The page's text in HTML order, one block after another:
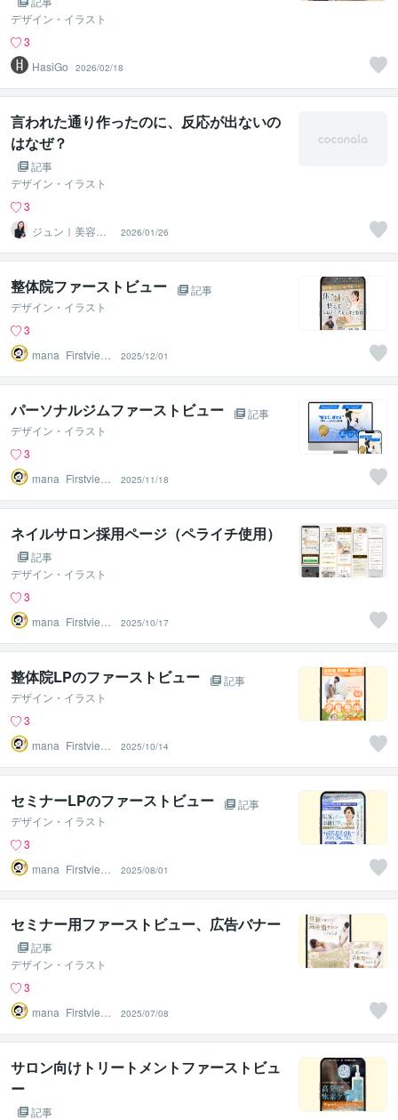
デザイン・イラスト
3
HasiGo
2026/02/18
言われた通り作ったのに、反応が出ないの
はなぜ？
記事
デザイン・イラスト
3
ジュン｜美容・
女性集客LP専門
デザイナー
2026/01/26
整体院ファーストビュー
記事
デザイン・イラスト
3
mana_Firstview
2025/12/01
パーソナルジムファーストビュー
記事
デザイン・イラスト
3
mana_Firstview
2025/11/18
ネイルサロン採用ページ（ペライチ使用）
記事
デザイン・イラスト
3
mana_Firstview
2025/10/17
整体院LPのファーストビュー
記事
デザイン・イラスト
3
mana_Firstview
2025/10/14
セミナーLPのファーストビュー
記事
デザイン・イラスト
3
mana_Firstview
2025/08/01
セミナー用ファーストビュー、広告バナー
記事
デザイン・イラスト
3
mana_Firstview
2025/07/08
サロン向けトリートメントファーストビュ
ー
記事